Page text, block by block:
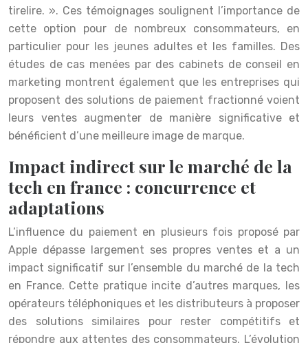
tirelire. ». Ces témoignages soulignent l’importance de
cette option pour de nombreux consommateurs, en
particulier pour les jeunes adultes et les familles. Des
études de cas menées par des cabinets de conseil en
marketing montrent également que les entreprises qui
proposent des solutions de paiement fractionné voient
leurs ventes augmenter de manière significative et
bénéficient d’une meilleure image de marque.
Impact indirect sur le marché de la
tech en france : concurrence et
adaptations
L’influence du paiement en plusieurs fois proposé par
Apple dépasse largement ses propres ventes et a un
impact significatif sur l’ensemble du marché de la tech
en France. Cette pratique incite d’autres marques, les
opérateurs téléphoniques et les distributeurs à proposer
des solutions similaires pour rester compétitifs et
répondre aux attentes des consommateurs. L’évolution